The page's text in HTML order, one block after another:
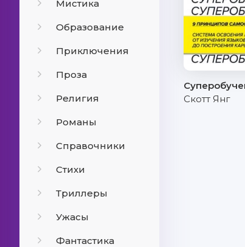
Мистика
Образование
Приключения
Проза
Религия
Романы
Справочники
Стихи
Триллеры
Ужасы
Фантастика
Скотт Янг